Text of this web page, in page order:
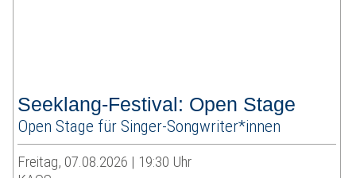
Seeklang-Festival: Open Stage
Open Stage für Singer-Songwriter*innen
Freitag, 07.08.2026 | 19:30 Uhr